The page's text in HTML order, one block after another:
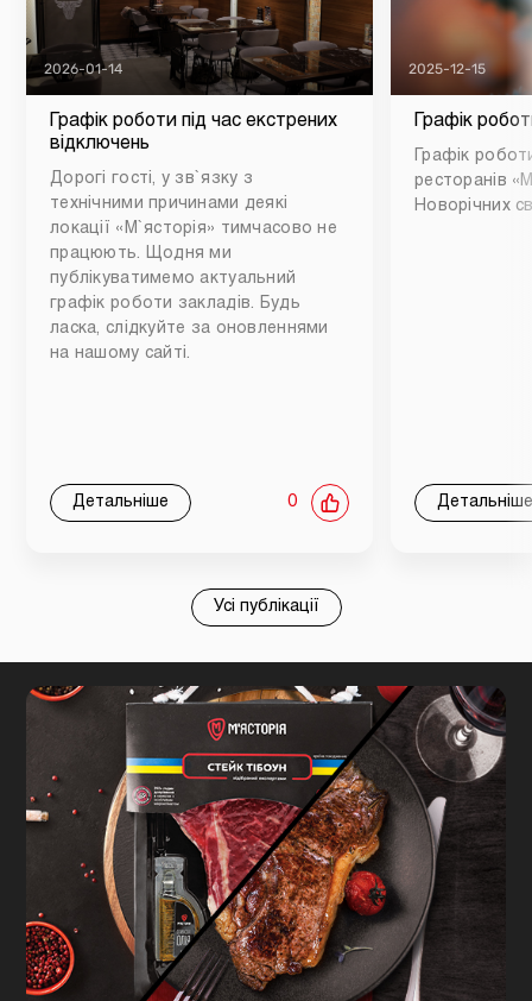
2026-01-14
Графік роботи під час екстрених
відключень
Дорогі гості, у зв`язку з
технічними причинами деякі
локації «М`ясторія» тимчасово не
працюють. Щодня ми
публікуватимемо актуальний
графік роботи закладів. Будь
ласка, слідкуйте за оновленнями
на нашому сайті.
Детальніше 0
2025-12-15
Графік
Графік
ресторанів
Новорічних
Детальніше
Усі публікації